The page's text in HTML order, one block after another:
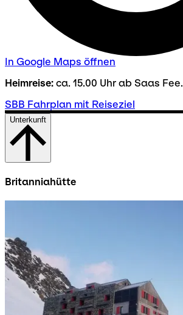
In Google Maps öffnen
Heimreise: ca. 15.00 Uhr ab Saas Fee.
SBB Fahrplan mit Reiseziel
Unterkunft
Britanniahütte